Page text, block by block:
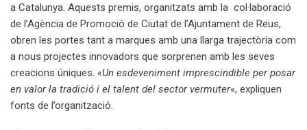
a Catalunya. Aquests premis, organitzats amb la col·laboració
de l’Agència de Promoció de Ciutat de l’Ajuntament de Reus,
obren les portes tant a marques amb una llarga trajectòria com
a nous projectes innovadors que sorprenen amb les seves
creacions úniques. «Un esdeveniment imprescindible per posar
en valor la tradició i el talent del sector vermuter«, expliquen
fonts de l’organització.